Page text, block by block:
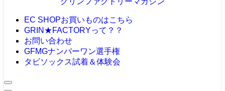
EC SHOPお買いものはこちら
GRIN★FACTORYって？？
お問い合わせ
GFMGナンバーワン選手権
タビソックス試着＆体験会